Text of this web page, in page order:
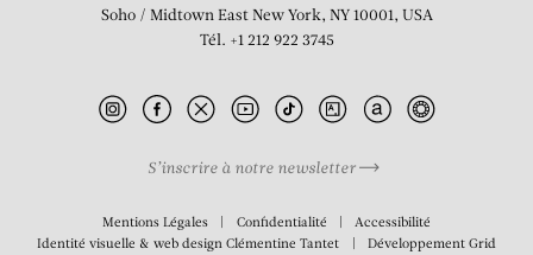
Soho / Midtown East New York, NY 10001, USA
Tél. +1 212 922 3745
S’inscrire à notre newsletter
Mentions Légales Confidentialité
Accessibilité
Identité visuelle & web designClémentine Tantet Développement Grid